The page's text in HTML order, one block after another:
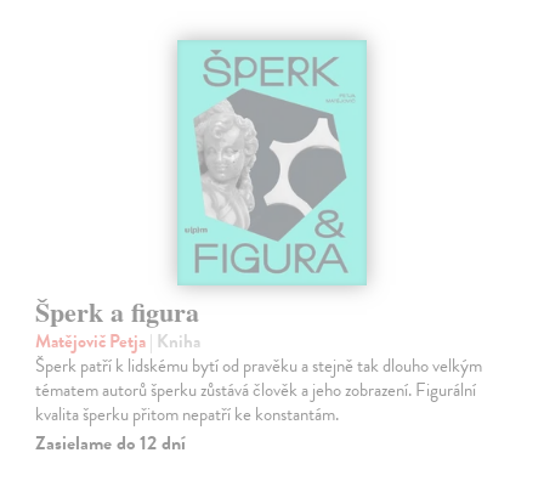
Šperk a figura
Matějovič Petja| Kniha
Šperk patří k lidskému bytí od pravěku a stejně tak dlouho velkým
tématem autorů šperku zůstává člověk a jeho zobrazení. Figurální
kvalita šperku přitom nepatří ke konstantám.
Zasielame do 12 dní